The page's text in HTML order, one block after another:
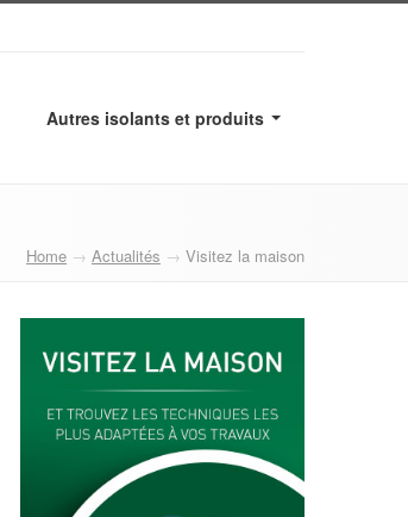
Autres isolants et produits
Home → Actualités → Visitez la maison